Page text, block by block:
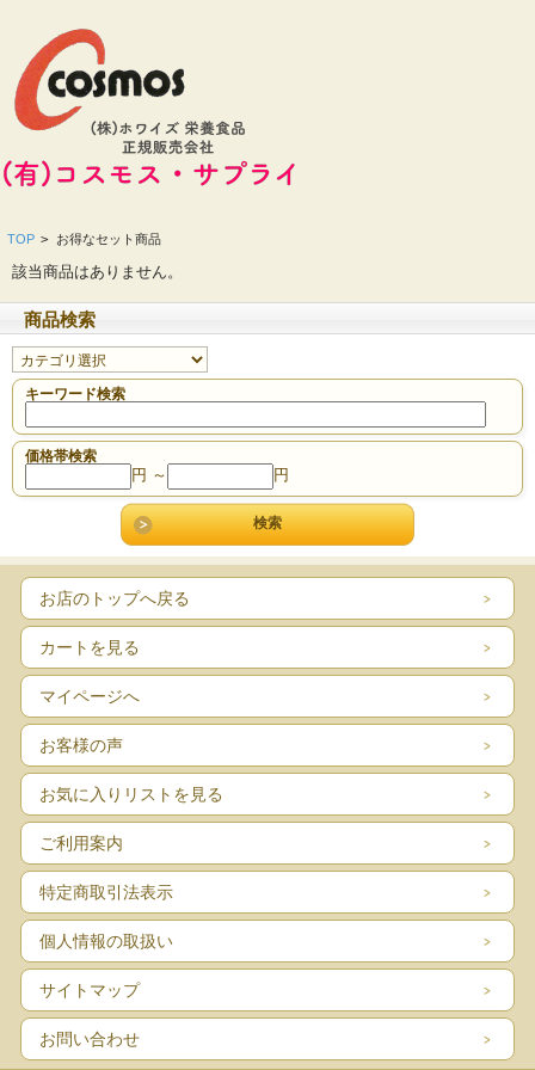
TOP > お得なセット商品
該当商品はありません。
商品検索
キーワード検索
価格帯検索
円 ～ 円
お店のトップへ戻る
カートを見る
マイページへ
お客様の声
お気に入りリストを見る
ご利用案内
特定商取引法表示
個人情報の取扱い
サイトマップ
お問い合わせ